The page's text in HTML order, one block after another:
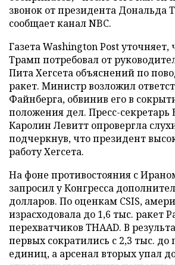
звонок от президента Дональда
сообщает канал NBC.
Газета Washington Post
Трамп потребовал от
Пита Хегсета объяснений по
ракет. Министр возложил
Файнберга, обвинив его в
положения дел. Пресс-секретарь
Каролин Левитт опровергла
подчеркнув, что президент
работу Хегсета.
На фоне противостояния с
запросил у Конгресса
долларов. По оценкам CSIS,
израсходовала до 1,6 тыс. ракет
перехватчиков THAAD. В
первых сократились с 2,3 тыс.
единиц, а арсенал вторых упал